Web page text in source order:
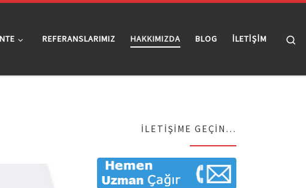
REFERANSLARIMIZ HAKKIMIZDA BLOG İLETİŞİM
İLETIŞIME GEÇIN…